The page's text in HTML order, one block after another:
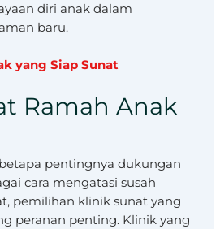
diri anak dalam
baru.
yang Siap Sunat
Ramah Anak
pentingnya dukungan
cara mengatasi susah
pemilihan klinik sunat yang
peranan penting. Klinik yang